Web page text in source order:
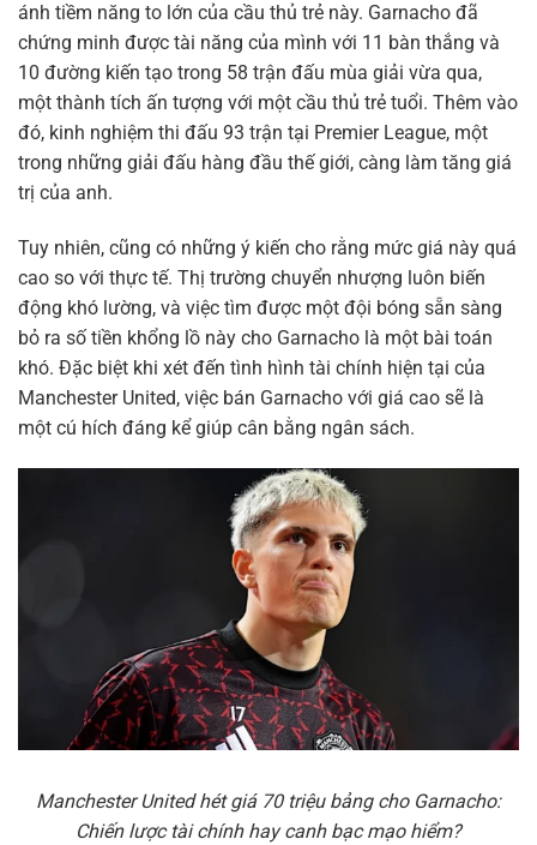
ánh tiềm năng to lớn của cầu thủ trẻ này. Garnacho đã
chứng minh được tài năng của mình với 11 bàn thắng và
10 đường kiến tạo trong 58 trận đấu mùa giải vừa qua,
một thành tích ấn tượng với một cầu thủ trẻ tuổi. Thêm vào
đó, kinh nghiệm thi đấu 93 trận tại Premier League, một
trong những giải đấu hàng đầu thế giới, càng làm tăng giá
trị của anh.
Tuy nhiên, cũng có những ý kiến cho rằng mức giá này quá
cao so với thực tế. Thị trường chuyển nhượng luôn biến
động khó lường, và việc tìm được một đội bóng sẵn sàng
bỏ ra số tiền khổng lồ này cho Garnacho là một bài toán
khó. Đặc biệt khi xét đến tình hình tài chính hiện tại của
Manchester United, việc bán Garnacho với giá cao sẽ là
một cú hích đáng kể giúp cân bằng ngân sách.
Manchester United hét giá 70 triệu bảng cho Garnacho:
Chiến lược tài chính hay canh bạc mạo hiểm?